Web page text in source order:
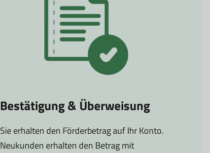
Bestätigung & Überweisung
Sie erhalten den Förderbetrag auf Ihr Konto.
Neukunden erhalten den Betrag mit